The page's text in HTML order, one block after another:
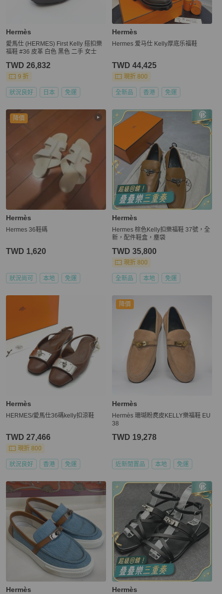
Hermès
愛馬仕 (HERMES) First Kelly 搭扣樂
福鞋 #36 皮革 白色 黑色 二手 女士
TWD 26,832
9 折
狀況良好 日本 免運
Hermès
Hermes 爱马仕 Kelly厚底乐福鞋
TWD 44,425
現折 800
全新品 香港 免運
降價
Hermès
Hermes 36鞋碼
TWD 1,620
狀況尚可 本地 免運
Hermès
Hermes 棕色Kelly扣樂福鞋 37號，全
新，配件鞋盒，塵袋
TWD 35,800
現折 800
全新品 本地 免運
Hermès
HERMES/愛馬仕36碼kelly扣涼鞋
TWD 27,466
現折 800
狀況良好 香港 免運
降價
Hermès
Hermès 珊瑚粉麂皮KELLY樂福鞋 EU
38
TWD 19,278
近新閒置品 本地 免運
Hermès Hermès